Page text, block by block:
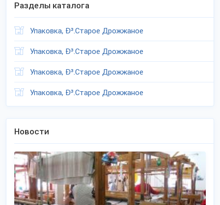
Разделы каталога
Упаковка, Ð³.Старое Дрожжаное
Упаковка, Ð³.Старое Дрожжаное
Упаковка, Ð³.Старое Дрожжаное
Упаковка, Ð³.Старое Дрожжаное
Новости